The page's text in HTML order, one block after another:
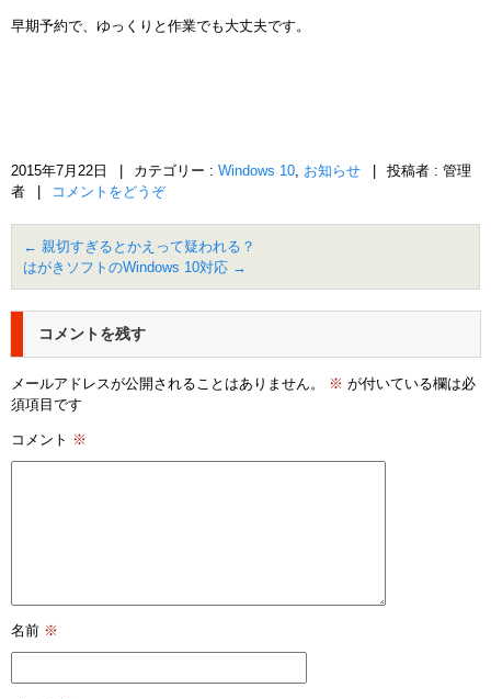
早期予約で、ゆっくりと作業でも大丈夫です。
2015年7月22日 カテゴリー : Windows 10, お知らせ
投稿者 : 管理
者
コメントをどうぞ
← 親切すぎるとかえって疑われる？
はがきソフトのWindows 10対応 →
コメントを残す
メールアドレスが公開されることはありません。 ※ が付いている欄は必
須項目です
コメント ※
名前 ※